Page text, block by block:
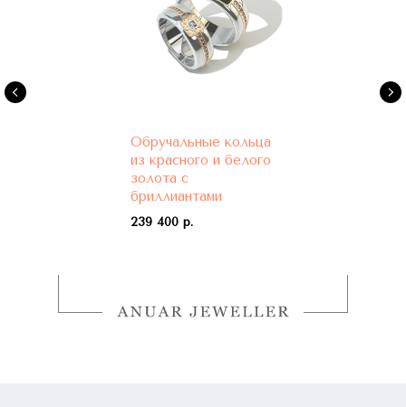
Обручальные кольца
из красного и белого
золота с
бриллиантами
239 400 р.